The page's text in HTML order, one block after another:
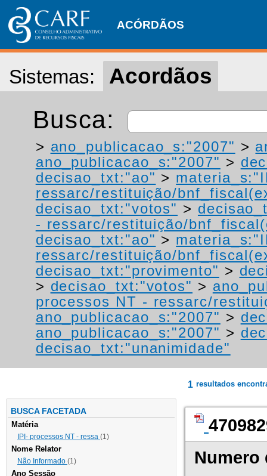
ACÓRDÃOS
Sistemas: Acordãos
Busca:
> ano_publicacao_s:"2007" >
ano_publicacao_s:"2007" >
decisao_txt:"ao" >
ressarc/restituição/
decisao_txt:"votos" >
- ressarc/restituição/
decisao_txt:"ao" >
ressarc/restituição/
decisao_txt:"provimento" >
> decisao_txt:"votos" >
processos NT - ressarc/
ano_publicacao_s:"2007" >
ano_publicacao_s:"2007" >
decisao_txt:"unanimidade"
BUSCA FACETADA
Matéria
IPI- processos NT - ressa (1)
Nome Relator
Não Informado (1)
Ano Sessão
1 resultados
Numero